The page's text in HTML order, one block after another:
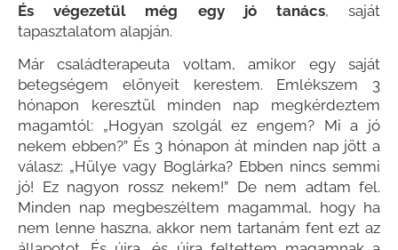
És végezetül még egy jó tanács, saját
tapasztalatom alapján.
Már családterapeuta voltam, amikor egy saját
betegségem előnyeit kerestem. Emlékszem 3
hónapon keresztül minden nap megkérdeztem
magamtól: „Hogyan szolgál ez engem? Mi a jó
nekem ebben?” És 3 hónapon át minden nap jött a
válasz: „Hülye vagy Boglárka? Ebben nincs semmi
jó! Ez nagyon rossz nekem!” De nem adtam fel.
Minden nap megbeszéltem magammal, hogy ha
nem lenne haszna, akkor nem tartanám fent ezt az